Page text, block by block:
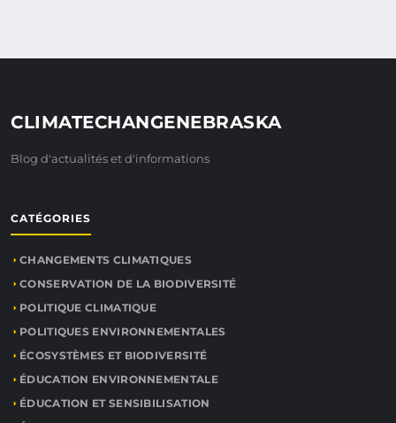
CLIMATECHANGENEBRASKA
Blog d'actualités et d'informations
CATÉGORIES
CHANGEMENTS CLIMATIQUES
CONSERVATION DE LA BIODIVERSITÉ
POLITIQUE CLIMATIQUE
POLITIQUES ENVIRONNEMENTALES
ÉCOSYSTÈMES ET BIODIVERSITÉ
ÉDUCATION ENVIRONNEMENTALE
ÉDUCATION ET SENSIBILISATION